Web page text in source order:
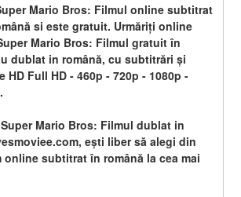
Mario Bros: Filmul online subtitrat
si este gratuit. Urmăriți online
Mario Bros: Filmul gratuit în
dublat in română, cu subtitrări și
Full HD - 460p - 720p - 1080p -
Mario Bros: Filmul dublat in
ești liber să alegi din
online subtitrat în română la cea mai